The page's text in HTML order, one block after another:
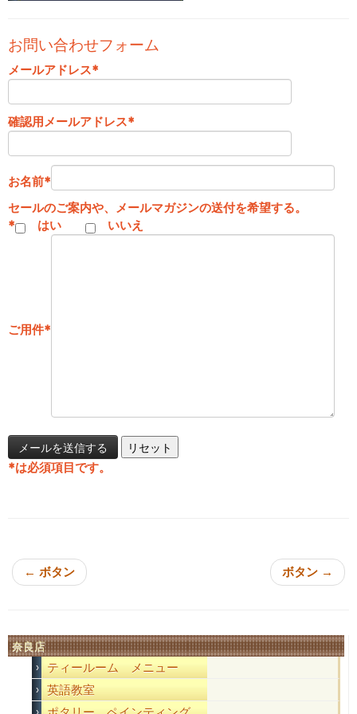
お問い合わせフォーム
メールアドレス*
確認用メールアドレス*
お名前*
セールのご案内や、メールマガジンの送付を希望する。
*
はい いいえ
ご用件*
*は必須項目です。
← ボタン ボタン →
奈良店
ティールーム メニュー
英語教室